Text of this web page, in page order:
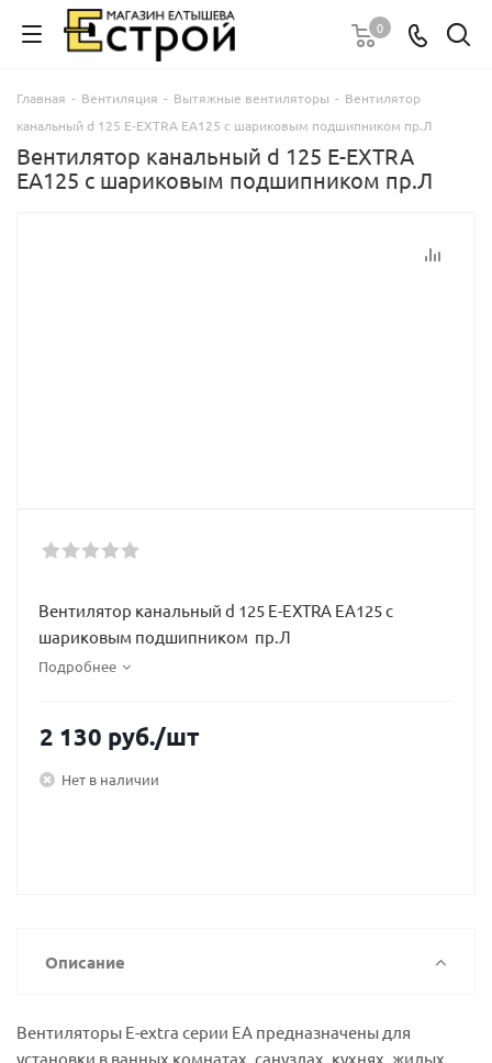
0
Главная - Вентиляция - Вытяжные вентиляторы - Вентилятор
канальный d 125 E-EXTRA EA125 с шариковым подшипником пр.Л
Вентилятор канальный d 125 E-EXTRA
EA125 с шариковым подшипником пр.Л
Вентилятор канальный d 125 E-EXTRA EA125 с
шариковым подшипником пр.Л
Подробнее
2 130 руб./шт
Нет в наличии
Описание
Вентиляторы E-extra серии ЕA предназначены для
установки в ванных комнатах, санузлах, кухнях, жилых,